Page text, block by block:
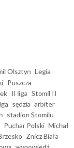
Olsztyn Legia
Puszcza
II liga Stomil II
sędzia arbiter
stadion Stomilu
Puchar Polski Michał
Znicz Biała